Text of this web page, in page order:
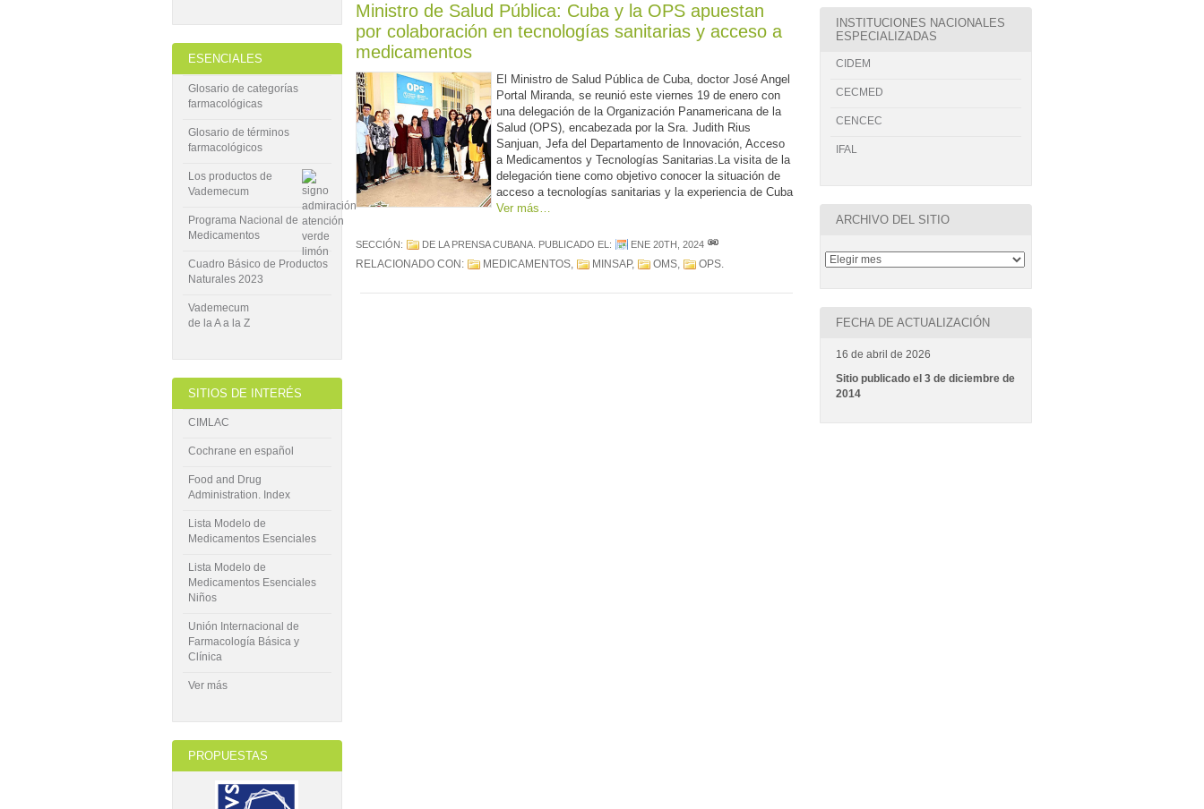
Ministro de Salud Pública: Cuba y la OPS apuestan
por colaboración en tecnologías sanitarias y acceso a
medicamentos
El Ministro de Salud Pública de Cuba, doctor José Angel
Portal Miranda, se reunió este viernes 19 de enero con
una delegación de la Organización Panamericana de la
Salud (OPS), encabezada por la Sra. Judith Rius
Sanjuan, Jefa del Departamento de Innovación, Acceso
a Medicamentos y Tecnologías Sanitarias.La visita de la
delegación tiene como objetivo conocer la situación de
acceso a tecnologías sanitarias y la experiencia de Cuba
Ver más…
SECCIÓN: DE LA PRENSA CUBANA. PUBLICADO EL: ENE 20TH, 2024
RELACIONADO CON: MEDICAMENTOS, MINSAP, OMS, OPS.
ESENCIALES
Glosario de categorías
farmacológicas
Glosario de términos
farmacológicos
Los productos de
Vademecum
Programa Nacional de
Medicamentos
Cuadro Básico de Productos
Naturales 2023
Vademecum
de la A a la Z
SITIOS DE INTERÉS
CIMLAC
Cochrane en español
Food and Drug
Administration. Index
Lista Modelo de
Medicamentos Esenciales
Lista Modelo de
Medicamentos Esenciales
Niños
Unión Internacional de
Farmacología Básica y
Clínica
Ver más
PROPUESTAS
INSTITUCIONES NACIONALES
ESPECIALIZADAS
CIDEM
CECMED
CENCEC
IFAL
ARCHIVO DEL SITIO
FECHA DE ACTUALIZACIÓN
16 de abril de 2026
Sitio publicado el 3 de diciembre de
2014